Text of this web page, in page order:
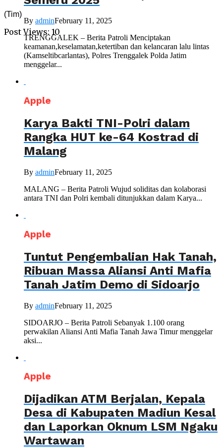
(Tim)
Post Views: 10
By adminFebruary 11, 2025
TRENGGALEK – Berita Patroli Menciptakan
keamanan,keselamatan,ketertiban dan kelancaran lalu lintas
(Kamseltibcarlantas), Polres Trenggalek Polda Jatim
menggelar...
Apple
Karya Bakti TNI-Polri dalam
Rangka HUT ke-64 Kostrad di
Malang
By adminFebruary 11, 2025
MALANG – Berita Patroli Wujud soliditas dan kolaborasi
antara TNI dan Polri kembali ditunjukkan dalam Karya...
Apple
Tuntut Pengembalian Hak Tanah,
Ribuan Massa Aliansi Anti Mafia
Tanah Jatim Demo di Sidoarjo
By adminFebruary 11, 2025
SIDOARJO – Berita Patroli Sebanyak 1.100 orang
perwakilan Aliansi Anti Mafia Tanah Jawa Timur menggelar
aksi...
Apple
Dijadikan ATM Berjalan, Kepala
Desa di Kabupaten Madiun Kesal
dan Laporkan Oknum LSM Ngaku
Wartawan